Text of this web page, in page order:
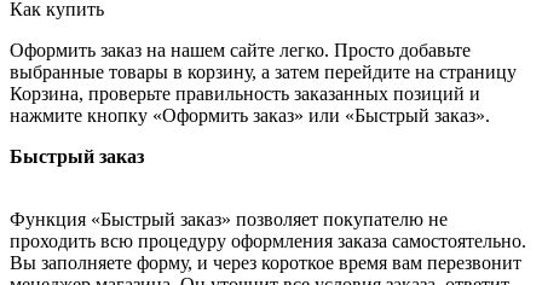
Как купить
Оформить заказ на нашем сайте легко. Просто добавьте
выбранные товары в корзину, а затем перейдите на страницу
Корзина, проверьте правильность заказанных позиций и
нажмите кнопку «Оформить заказ» или «Быстрый заказ».
Быстрый заказ
Функция «Быстрый заказ» позволяет покупателю не
проходить всю процедуру оформления заказа самостоятельно.
Вы заполняете форму, и через короткое время вам перезвонит